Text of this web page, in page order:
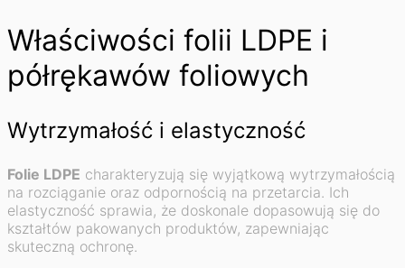
Właściwości folii LDPE i
półrękawów foliowych
Wytrzymałość i elastyczność
Folie LDPE charakteryzują się wyjątkową wytrzymałością
na rozciąganie oraz odpornością na przetarcia. Ich
elastyczność sprawia, że doskonale dopasowują się do
kształtów pakowanych produktów, zapewniając
skuteczną ochronę.